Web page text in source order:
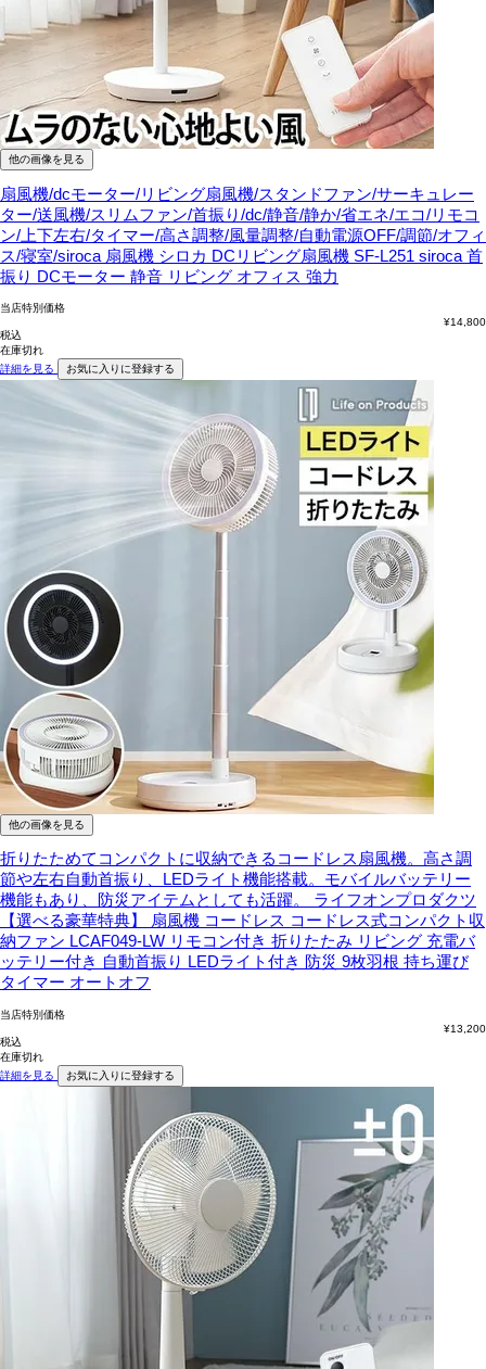
他の画像を見る
扇風機/dcモーター/リビング扇風機/スタンドファン/サーキュレー
ター/送風機/スリムファン/首振り/dc/静音/静か/省エネ/エコ/リモコ
ン/上下左右/タイマー/高さ調整/風量調整/自動電源OFF/調節/オフィ
ス/寝室/siroca 扇風機 シロカ DCリビング扇風機 SF-L251 siroca 首
振り DCモーター 静音 リビング オフィス 強力
当店特別価格
¥14,800
税込
在庫切れ
詳細を見る
お気に入りに登録する
他の画像を見る
折りたためてコンパクトに収納できるコードレス扇風機。高さ調
節や左右自動首振り、LEDライト機能搭載。モバイルバッテリー
機能もあり、防災アイテムとしても活躍。
ライフオンプロダクツ
【選べる豪華特典】 扇風機 コードレス コードレス式コンパクト収
納ファン LCAF049-LW リモコン付き 折りたたみ リビング 充電バ
ッテリー付き 自動首振り LEDライト付き 防災 9枚羽根 持ち運び
タイマー オートオフ
当店特別価格
¥13,200
税込
在庫切れ
詳細を見る
お気に入りに登録する